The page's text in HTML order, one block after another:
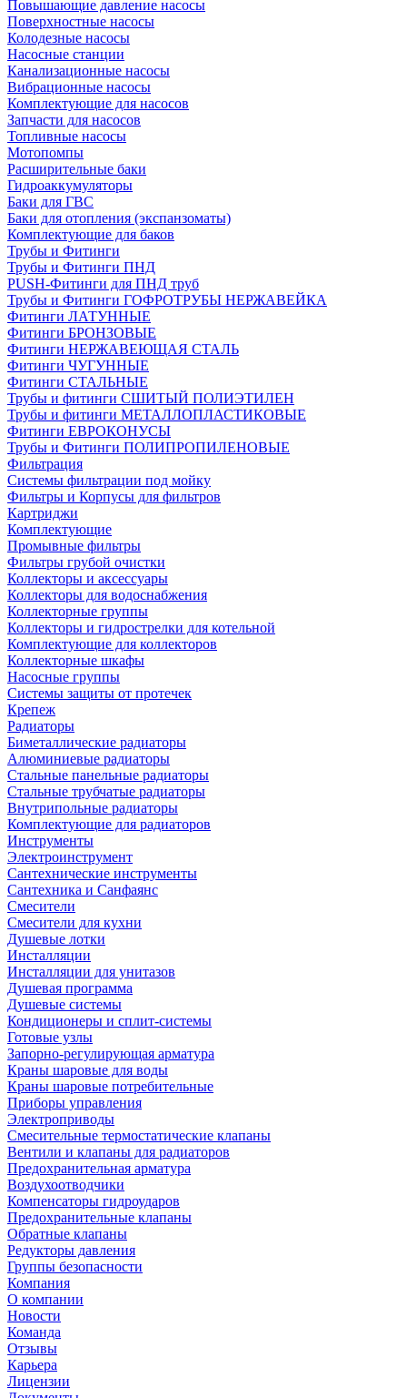
Повышающие давление насосы
Поверхностные насосы
Колодезные насосы
Насосные станции
Канализационные насосы
Вибрационные насосы
Комплектующие для насосов
Запчасти для насосов
Топливные насосы
Мотопомпы
Расширительные баки
Гидроаккумуляторы
Баки для ГВС
Баки для отопления (экспанзоматы)
Комплектующие для баков
Трубы и Фитинги
Трубы и Фитинги ПНД
PUSH-Фитинги для ПНД труб
Трубы и Фитинги ГОФРОТРУБЫ НЕРЖАВЕЙКА
Фитинги ЛАТУННЫЕ
Фитинги БРОНЗОВЫЕ
Фитинги НЕРЖАВЕЮЩАЯ СТАЛЬ
Фитинги ЧУГУННЫЕ
Фитинги СТАЛЬНЫЕ
Трубы и фитинги СШИТЫЙ ПОЛИЭТИЛЕН
Трубы и фитинги МЕТАЛЛОПЛАСТИКОВЫЕ
Фитинги ЕВРОКОНУСЫ
Трубы и Фитинги ПОЛИПРОПИЛЕНОВЫЕ
Фильтрация
Системы фильтрации под мойку
Фильтры и Корпусы для фильтров
Картриджи
Комплектующие
Промывные фильтры
Фильтры грубой очистки
Коллекторы и аксессуары
Коллекторы для водоснабжения
Коллекторные группы
Коллекторы и гидрострелки для котельной
Комплектующие для коллекторов
Коллекторные шкафы
Насосные группы
Системы защиты от протечек
Крепеж
Радиаторы
Биметаллические радиаторы
Алюминиевые радиаторы
Стальные панельные радиаторы
Стальные трубчатые радиаторы
Внутрипольные радиаторы
Комплектующие для радиаторов
Инструменты
Электроинструмент
Сантехнические инструменты
Сантехника и Санфаянс
Смесители
Смесители для кухни
Душевые лотки
Инсталляции
Инсталляции для унитазов
Душевая программа
Душевые системы
Кондиционеры и сплит-системы
Готовые узлы
Запорно-регулирующая арматура
Краны шаровые для воды
Краны шаровые потребительные
Приборы управления
Электроприводы
Смесительные термостатические клапаны
Вентили и клапаны для радиаторов
Предохранительная арматура
Воздухоотводчики
Компенсаторы гидроударов
Предохранительные клапаны
Обратные клапаны
Редукторы давления
Группы безопасности
Компания
О компании
Новости
Команда
Отзывы
Карьера
Лицензии